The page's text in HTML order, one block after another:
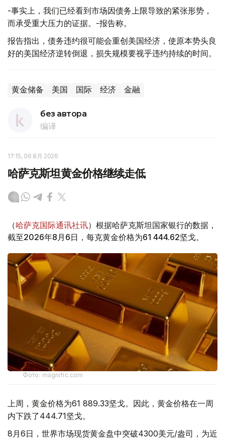
-事实上，我们已经看到市场因债务上限导致的紧张形势，
而承受重大压力的证据。-报告称。
报告指出，债务违约很可能会重创美国经济，使原本势头良
好的美国经济逆转倒退，损失规模要视乎违约持续的时间。
黄金储备 美国 国际 经济 金融
без автора
编译
17:15, 06 8月 2026
哈萨克斯坦黄金价格继续走低
（哈萨克国际通讯社讯）根据哈萨克斯坦国家银行的数据，
截至2026年8月6日，每克黄金价格为61 444.62坚戈。
Фото: magnific.com
上周，黄金价格为61 889.33坚戈。因此，黄金价格在一周
内下跌了444.71坚戈。
8月6日，世界市场现货黄金盘中突破4300美元/盎司，为近